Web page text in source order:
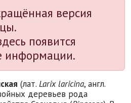
версия
появится
информации.
(лат. Larix laricina, англ.
деревьев рода